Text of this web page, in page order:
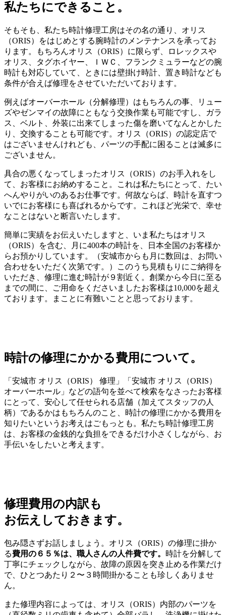
私たちにできること。
そもそも、私たち時計修理工房はその名の通り、オリス
（ORIS）をはじめとする腕時計のメンテナンスを承ってお
ります。もちろんオリス（ORIS）に限らず、ロレックスや
オリス、タグホイヤー、ＩＷＣ、フランクミュラーなどの腕
時計も対応していて、ときには壁掛け時計、置き時計なども
条件が合えば修理をさせていただいております。
例えばオーバーホール（分解修理）はもちろんの事、リュー
ズやゼンマイの故障にともなう交換作業も可能ですし、ガラ
ス、ベルト、外装に出来てしまった傷を磨いてなんとかした
り、交換することも可能です。オリス（ORIS）の認定店で
はございませんけれども、パーツの手配に困ることは滅多に
ございません。
具合の悪くなってしまったオリス（ORIS）のお手入れをし
て、お客様にお納めすること。これは私たちにとって、たい
へんやりがいのあるお仕事です。何故ならば、時計を直すつ
いでにお客様にも喜ばれるからです。これほど光栄で、幸せ
なことはないと断言いたします。
簡単に実績をお伝えいたしますと、いま私たちはオリス
（ORIS）を含む、月に400本の時計を、日本全国のお客様か
らお預かりしています。（安城市からも月に数回は、お問い
合わせをいただく次第です。）このうち見積もりにご納得を
いただき、修理に進む時計が９割近く。創業から今日に至る
までの間に、ご用命をくださいましたお客様は10,000を超え
ております。まことに有難いことと思っております。
時計の修理にかかる費用について。
「安城市 オリス（ORIS） 修理」「安城市 オリス（ORIS）
オーバーホール」などの語句を並べて検索をなさったお客様
にとって、安心して任せられる店舗（加えてスタッフの人
柄）であるかはもちろんのこと、時計の修理にかかる費用を
知りたいというお考えはごもっとも。私たち時計修理工房
は、お客様の金銭的な負担をできるだけ小さくしながら、お
手伝いをしたいと考えます。
修理費用の内訳も
お伝えしておきます。
包み隠さずお話しましょう。オリス（ORIS）の修理に掛か
る費用の６５％は、職人さんの人件費です。 時計を分解して
丁寧にチェックしながら、故障の原因を突き止める作業だけ
で、ひとつあたり２〜３時間掛かることも珍しくありませ
ん。
また修理内容によっては、オリス（ORIS）内部のパーツを